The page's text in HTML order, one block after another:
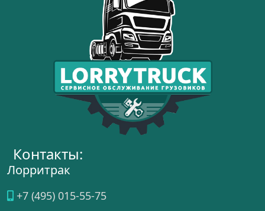
Контакты:
Лорритрак
+7 (495) 015-55-75